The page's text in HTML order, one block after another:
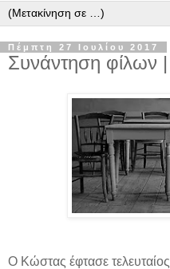
Πέμπτη 27 Ιουλίου 2017
Συνάντηση φίλων
Ο Κώστας έφτασε